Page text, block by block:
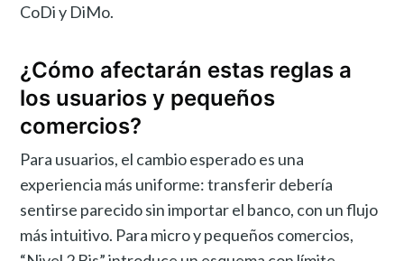
CoDi y DiMo.
¿Cómo afectarán estas reglas a
los usuarios y pequeños
comercios?
Para usuarios, el cambio esperado es una
experiencia más uniforme: transferir debería
sentirse parecido sin importar el banco, con un flujo
más intuitivo. Para micro y pequeños comercios,